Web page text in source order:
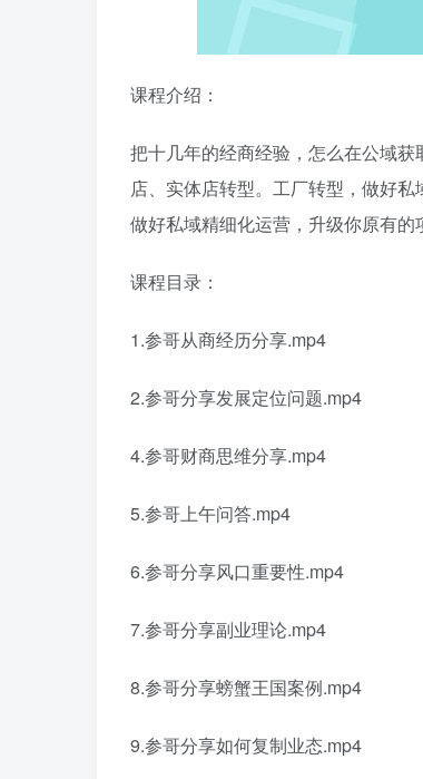
课程介绍：
把十几年的经商经验，怎么在公域
店、实体店转型。工厂转型，做好
做好私域精细化运营，升级你原有的
课程目录：
1.参哥从商经历分享.mp4
2.参哥分享发展定位问题.mp4
4.参哥财商思维分享.mp4
5.参哥上午问答.mp4
6.参哥分享风口重要性.mp4
7.参哥分享副业理论.mp4
8.参哥分享螃蟹王国案例.mp4
9.参哥分享如何复制业态.mp4